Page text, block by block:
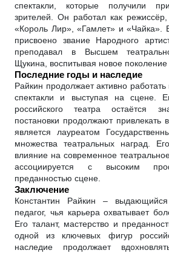
спектакли, которые получили
зрителей. Он работал как режиссёр,
«Король Лир», «Гамлет» и «Чайка».
присвоено звание Народного
преподавал в Высшем
Щукина, воспитывая новое поколение
Последние годы и наследие
Райкин продолжает активно
спектакли и выступая на сцене.
российского театра остаётся
постановки продолжают привлекать
является лауреатом
множества театральных наград.
влияние на современное
ассоциируется с высоким
преданностью сцене.
Заключение
Константин Райкин –
педагог, чья карьера охватывает
Его талант, мастерство и
одной из ключевых фигур
наследие продолжает